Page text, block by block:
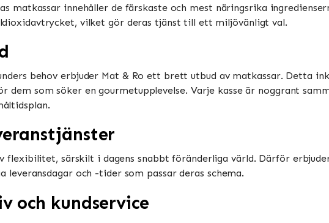
matkassar innehåller de färskaste och mest näringsrika
vilket gör deras tjänst till ett miljövänligt val.
behov erbjuder Mat & Ro ett brett utbud av matkassar. Detta
dem som söker en gourmetupplevelse. Varje kasse är noggrant
flexibilitet, särskilt i dagens snabbt föränderliga värld. Därför
och -tider som passar deras schema.
och kundservice